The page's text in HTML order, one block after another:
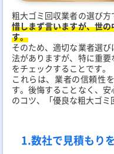
粗大ゴミ回収業者の選び方
惜しまず言いますが、世
す。
そのため、適切な業者選
法がありますが、特に重要
をチェックすることです。
これらは、業者の信頼性
す。後悔することなく、
のコツ、「優良な粗大ゴミ
1.数社で見積もり